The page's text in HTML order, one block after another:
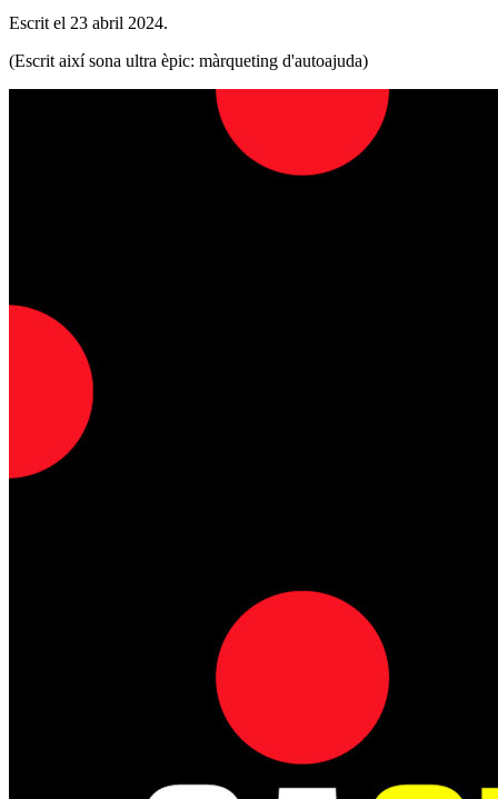
Escrit el 23 abril 2024.
(Escrit així sona ultra èpic: màrqueting d'autoajuda)